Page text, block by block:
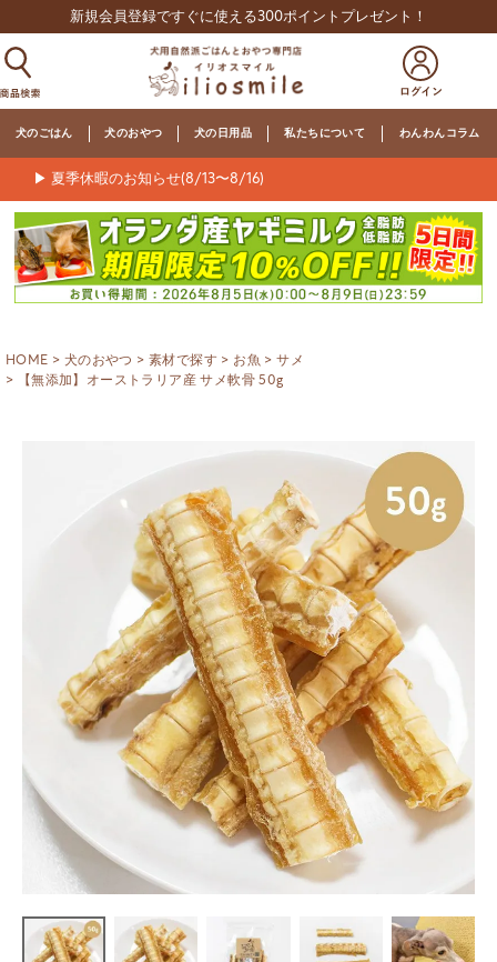
新規会員登録ですぐに使える300ポイントプレゼント！
犬のごはん 犬のおやつ 犬の日用品 私たちについて わんわんコラム
▶ 夏季休暇のお知らせ(8/13〜8/16)
HOME 犬のおやつ 素材で探す お魚
サメ
【無添加】オーストラリア産 サメ軟骨 50g